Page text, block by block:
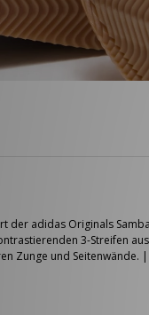
der adidas Originals
3-Streifen
Zunge und Seitenwände. |